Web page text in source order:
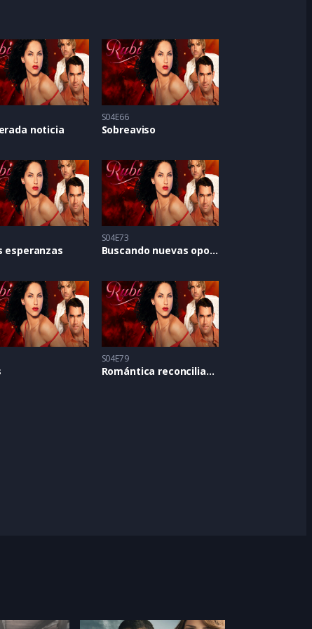
noticia
S04E66
Sobreaviso
esperanzas
S04E73
Buscando nuevas oportunidades
S04E79
Romántica reconciliación